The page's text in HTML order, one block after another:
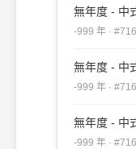
無年度 - 中
-999 年 ·
無年度 - 中
-999 年 ·
無年度 - 中
-999 年 ·